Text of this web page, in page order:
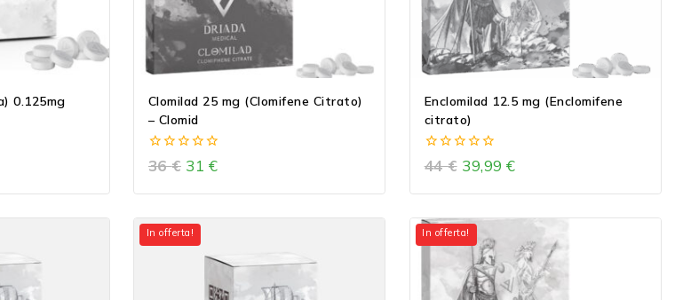
0.125mg
Clomilad 25 mg (Clomifene Citrato)
– Clomid
0
out
36€ 31 €
Enclomilad 12.5 mg (Enclomifene
citrato)
0
out
44€ 39,99€
In offerta! In offerta!